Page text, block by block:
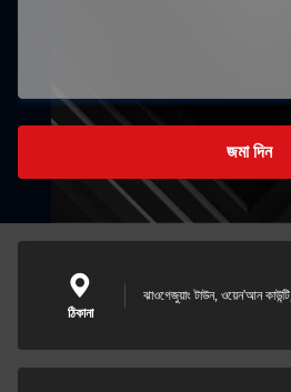
জমা দিন
ঠিকানা
ঝাওগেজুয়াং টাউন, ওয়েন'আন